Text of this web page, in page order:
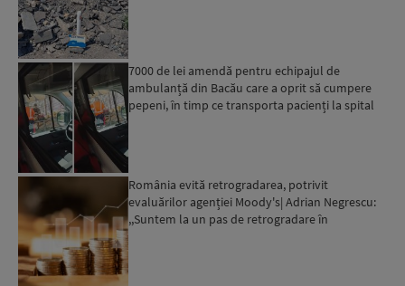
7000 de lei amendă pentru echipajul de
ambulanță din Bacău care a oprit să cumpere
pepeni, în timp ce transporta pacienți la spital
România evită retrogradarea, potrivit
evaluărilor agenției Moody's| Adrian Negrescu:
,,Suntem la un pas de retrogradare în